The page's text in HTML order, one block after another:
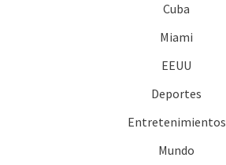
Cuba
Miami
EEUU
Deportes
Entretenimientos
Mundo